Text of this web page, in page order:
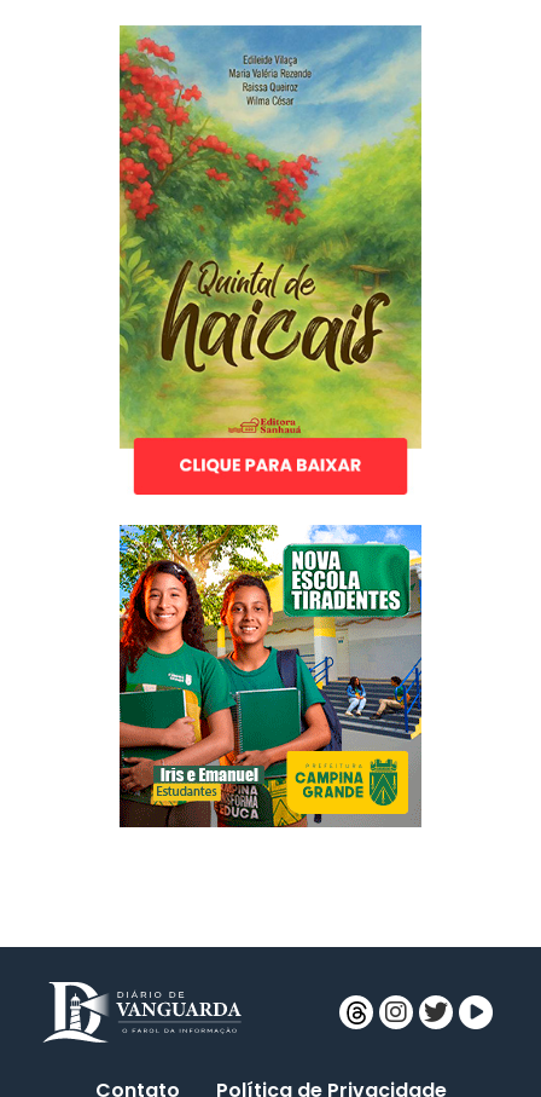
Contato Política de Privacidade